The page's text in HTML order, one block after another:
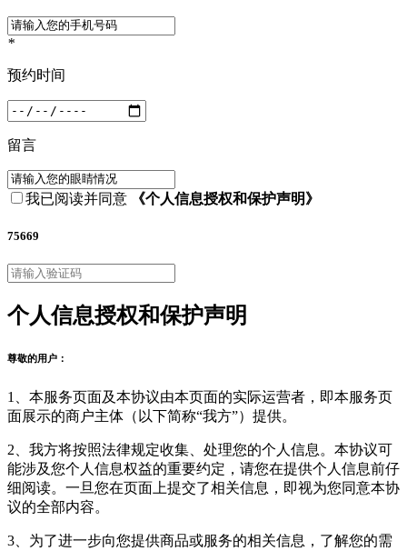
*
预约时间
留言
我已阅读并同意 《个人信息授权和保护声明》
75669
个人信息授权和保护声明
尊敬的用户：
1、本服务页面及本协议由本页面的实际运营者，即本服务页
面展示的商户主体（以下简称“我方”）提供。
2、我方将按照法律规定收集、处理您的个人信息。本协议可
能涉及您个人信息权益的重要约定，请您在提供个人信息前仔
细阅读。一旦您在页面上提交了相关信息，即视为您同意本协
议的全部内容。
3、为了进一步向您提供商品或服务的相关信息，了解您的需